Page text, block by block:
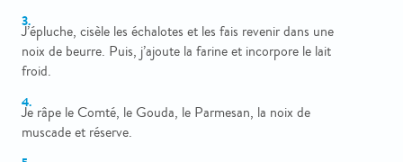
J’épluche, cisèle les échalotes et les fais revenir dans une
noix de beurre. Puis, j’ajoute la farine et incorpore le lait
froid.
Je râpe le Comté, le Gouda, le Parmesan, la noix de
muscade et réserve.